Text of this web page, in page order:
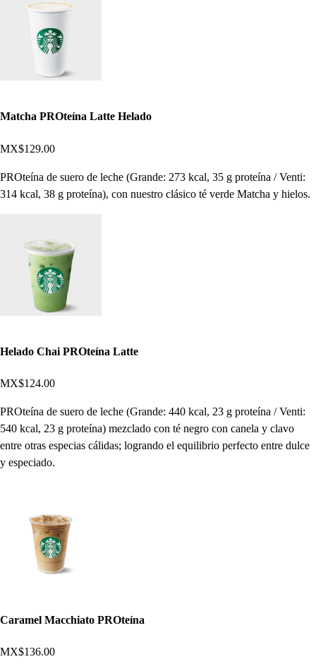
Matcha PROteína Latte Helado
MX$129.00
PROteína de suero de leche (Grande: 273 kcal, 35 g proteína / Venti:
314 kcal, 38 g proteína), con nuestro clásico té verde Matcha y hielos.
Helado Chai PROteína Latte
MX$124.00
PROteína de suero de leche (Grande: 440 kcal, 23 g proteína / Venti:
540 kcal, 23 g proteína) mezclado con té negro con canela y clavo
entre otras especias cálidas; logrando el equilibrio perfecto entre dulce
y especiado.
Caramel Macchiato PROteína
MX$136.00